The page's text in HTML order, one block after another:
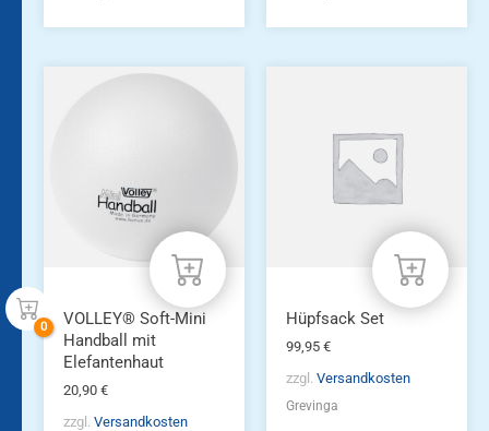
VOLLEY® Soft-Mini
Handball mit
Elefantenhaut
20,90 €
zzgl. Versandkosten
Hüpfsack Set
99,95 €
zzgl. Versandkosten
Grevinga